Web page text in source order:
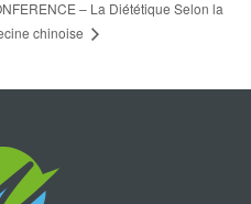
– La Diététique Selon la
chinoise